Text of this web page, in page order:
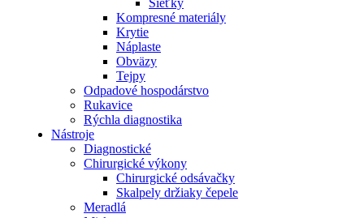
Sieťky
Kompresné materiály
Krytie
Náplaste
Obväzy
Tejpy
Odpadové hospodárstvo
Rukavice
Rýchla diagnostika
Nástroje
Diagnostické
Chirurgické výkony
Chirurgické odsávačky
Skalpely držiaky čepele
Meradlá